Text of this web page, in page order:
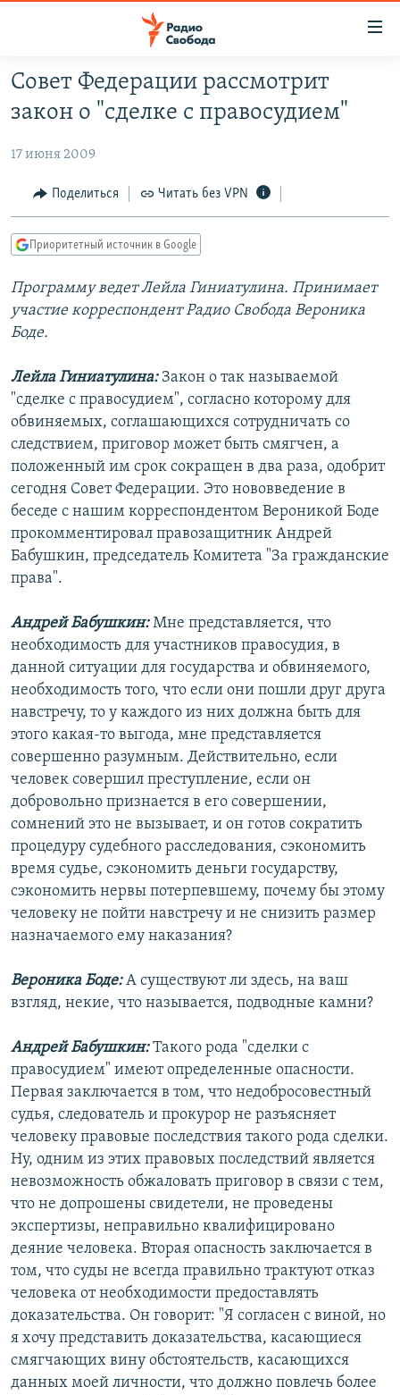
упрощенного
доступа
содержанию
Вернутся
навигации
Вернутся
ПРОГРАММЫ
АВТОРСКИЕ ПРОЕКТЫ
ЦИТАТЫ СВОБОДЫ
КУЛЬТУРА
IDEL.РЕАЛИИ
КАВКАЗ.РЕАЛИИ
СИБИРЬ.РЕАЛИИ
РАСПИСАНИЕ ВЕЩАНИЯ
ПОДПИШИТЕСЬ НА РАССЫЛКУ
СОЦИАЛЬНЫЕ СЕТИ
Все сайты РСЕ/РС
Совет Федерации рассмотрит
закон о "сделке с правосудием"
17 июня 2009
Поделиться Читать без VPN
Приоритетный источник в Google
Программу ведет Лейла Гиниатулина. Принимает
участие корреспондент Радио Свобода Вероника
Боде.
Лейла Гиниатулина: Закон о так называемой
"сделке с правосудием", согласно которому для
обвиняемых, соглашающихся сотрудничать со
следствием, приговор может быть смягчен, а
положенный им срок сокращен в два раза, одобрит
сегодня Совет Федерации. Это нововведение в
беседе с нашим корреспондентом Вероникой Боде
прокомментировал правозащитник Андрей
Бабушкин, председатель Комитета "За гражданские
права".
Андрей Бабушкин:Мне представляется, что
необходимость для участников правосудия, в
данной ситуации для государства и обвиняемого,
необходимость того, что если они пошли друг друга
навстречу, то у каждого из них должна быть для
этого какая-то выгода, мне представляется
совершенно разумным. Действительно, если
человек совершил преступление, если он
добровольно признается в его совершении,
сомнений это не вызывает, и он готов сократить
процедуру судебного расследования, сэкономить
время судье, сэкономить деньги государству,
сэкономить нервы потерпевшему, почему бы этому
человеку не пойти навстречу и не снизить размер
назначаемого ему наказания?
Вероника Боде:А существуют ли здесь, на ваш
взгляд, некие, что называется, подводные камни?
Андрей Бабушкин:Такого рода "сделки с
правосудием" имеют определенные опасности.
Первая заключается в том, что недобросовестный
судья, следователь и прокурор не разъясняет
человеку правовые последствия такого рода сделки.
Ну, одним из этих правовых последствий является
невозможность обжаловать приговор в связи с тем,
что не допрошены свидетели, не проведены
экспертизы, неправильно квалифицировано
деяние человека. Вторая опасность заключается в
том, что суды не всегда правильно трактуют отказ
человека от необходимости предоставлять
доказательства. Он говорит: "Я согласен с виной, но
я хочу представить доказательства, касающиеся
смягчающих вину обстоятельств, касающихся
данных моей личности, что должно повлечь более